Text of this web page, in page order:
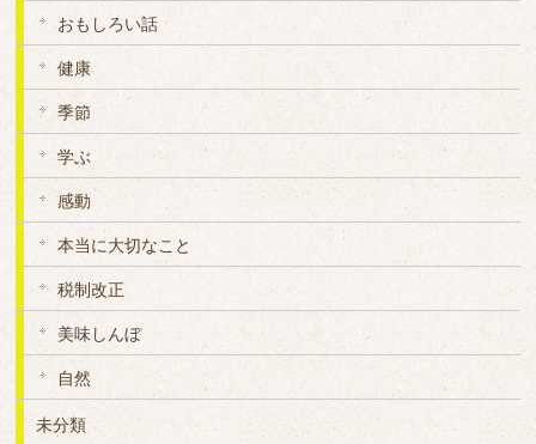
おもしろい話
健康
季節
学ぶ
感動
本当に大切なこと
税制改正
美味しんぼ
自然
未分類